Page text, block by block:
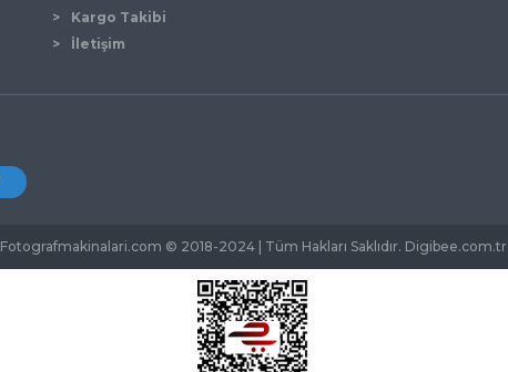
Kargo Takibi
İletişim
Fotografmakinalari.com © 2018-2024 | Tüm Hakları Saklıdır. Digibee.com.tr